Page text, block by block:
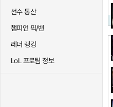
선수 통산
챔피언 픽/밴
레더 랭킹
LoL 프로팀 정보